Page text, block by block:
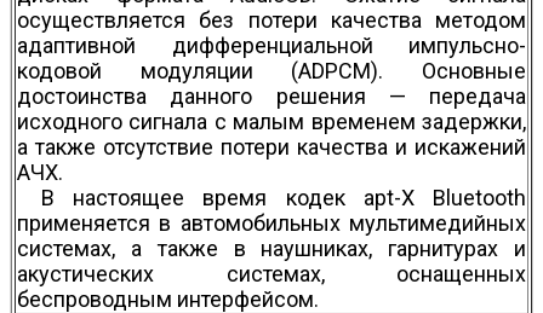
осуществляется без потери качества методом
адаптивной дифференциальной импульсно-
кодовой модуляции (ADPCM). Основные
достоинства данного решения — передача
исходного сигнала с малым временем задержки,
а также отсутствие потери качества и искажений
АЧХ.
В настоящее время кодек apt-X Bluetooth
применяется в автомобильных мультимедийных
системах, а также в наушниках, гарнитурах и
акустических системах, оснащенных
беспроводным интерфейсом.